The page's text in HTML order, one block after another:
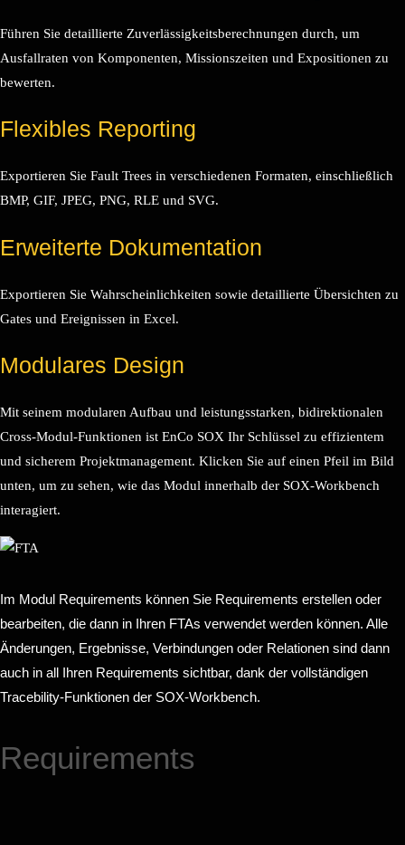
Führen Sie detaillierte Zuverlässigkeitsberechnungen durch, um
Ausfallraten von Komponenten, Missionszeiten und Expositionen zu
bewerten.
Flexibles Reporting
Exportieren Sie Fault Trees in verschiedenen Formaten, einschließlich
BMP, GIF, JPEG, PNG, RLE und SVG.
Erweiterte Dokumentation
Exportieren Sie Wahrscheinlichkeiten sowie detaillierte Übersichten zu
Gates und Ereignissen in Excel.
Modulares Design
Mit seinem modularen Aufbau und leistungsstarken, bidirektionalen
Cross-Modul-Funktionen ist EnCo SOX Ihr Schlüssel zu effizientem
und sicherem Projektmanagement. Klicken Sie auf einen Pfeil im Bild
unten, um zu sehen, wie das Modul innerhalb der SOX-Workbench
interagiert.
Im Modul Requirements können Sie Requirements erstellen oder
bearbeiten, die dann in Ihren FTAs verwendet werden können. Alle
Änderungen, Ergebnisse, Verbindungen oder Relationen sind dann
auch in all Ihren Requirements sichtbar, dank der vollständigen
Tracebility-Funktionen der SOX-Workbench.
Requirements